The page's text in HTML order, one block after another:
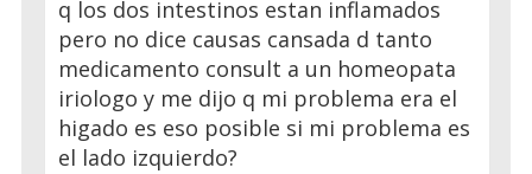
q los dos intestinos estan inflamados
pero no dice causas cansada d tanto
medicamento consult a un homeopata
iriologo y me dijo q mi problema era el
higado es eso posible si mi problema es
el lado izquierdo?